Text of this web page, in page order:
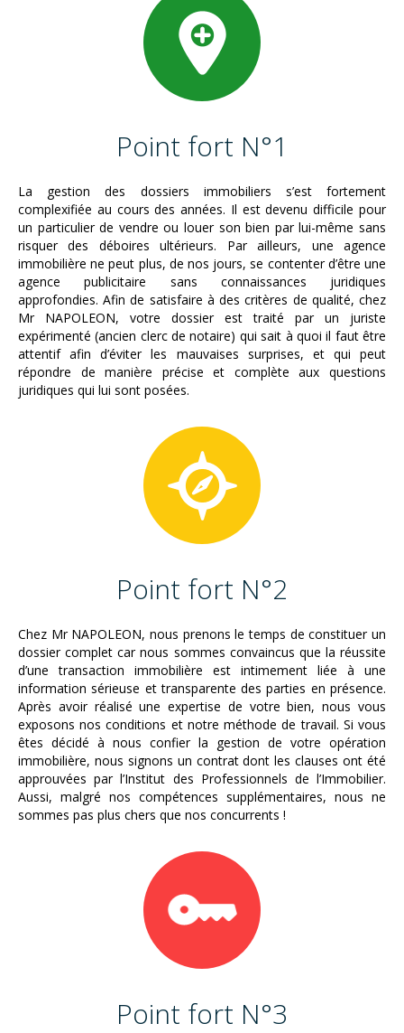
Point fort N°1
La gestion des dossiers immobiliers s’est fortement
complexifiée au cours des années. Il est devenu difficile pour
un particulier de vendre ou louer son bien par lui-même sans
risquer des déboires ultérieurs. Par ailleurs, une agence
immobilière ne peut plus, de nos jours, se contenter d’être une
agence publicitaire sans connaissances juridiques
approfondies. Afin de satisfaire à des critères de qualité, chez
Mr NAPOLEON, votre dossier est traité par un juriste
expérimenté (ancien clerc de notaire) qui sait à quoi il faut être
attentif afin d’éviter les mauvaises surprises, et qui peut
répondre de manière précise et complète aux questions
juridiques qui lui sont posées.
Point fort N°2
Chez Mr NAPOLEON, nous prenons le temps de constituer un
dossier complet car nous sommes convaincus que la réussite
d’une transaction immobilière est intimement liée à une
information sérieuse et transparente des parties en présence.
Après avoir réalisé une expertise de votre bien, nous vous
exposons nos conditions et notre méthode de travail. Si vous
êtes décidé à nous confier la gestion de votre opération
immobilière, nous signons un contrat dont les clauses ont été
approuvées par l’Institut des Professionnels de l’Immobilier.
Aussi, malgré nos compétences supplémentaires, nous ne
sommes pas plus chers que nos concurrents !
Point fort N°3